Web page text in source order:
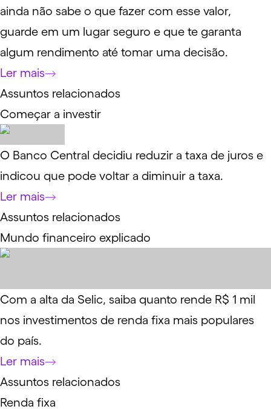
ainda não sabe o que fazer com esse valor,
guarde em um lugar seguro e que te garanta
algum rendimento até tomar uma decisão.
Ler mais
Assuntos relacionados
Começar a investir
O Banco Central decidiu reduzir a taxa de juros e
indicou que pode voltar a diminuir a taxa.
Ler mais
Assuntos relacionados
Mundo financeiro explicado
Com a alta da Selic, saiba quanto rende R$ 1 mil
nos investimentos de renda fixa mais populares
do país.
Ler mais
Assuntos relacionados
Renda fixa